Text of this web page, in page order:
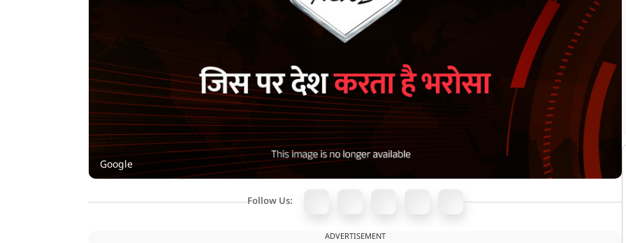
Google
Follow Us:
ADVERTISEMENT